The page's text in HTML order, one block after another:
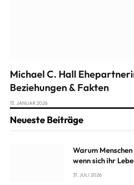
Michael C. Hall
Beziehungen & Fakten
13. JANUAR 2026
Neueste Beiträge
Warum
wenn sich ihr
31. JULI 2026